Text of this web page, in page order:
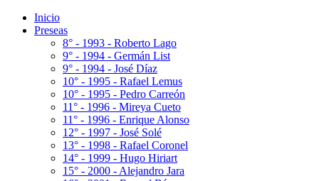
Inicio
Preseas
8° - 1993 - Roberto Lago
9° - 1994 - Germán List
9° - 1994 - José Díaz
10° - 1995 - Rafael Lemus
10° - 1995 - Pedro Carreón
11° - 1996 - Mireya Cueto
11° - 1996 - Enrique Alonso
12° - 1997 - José Solé
13° - 1998 - Rafael Coronel
14° - 1999 - Hugo Hiriart
15° - 2000 - Alejandro Jara